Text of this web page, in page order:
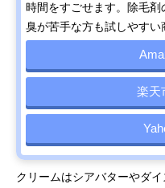
時間をすごせます。除毛
臭が苦手な方も試しやすい
楽天
クリームはシアバターやダイ